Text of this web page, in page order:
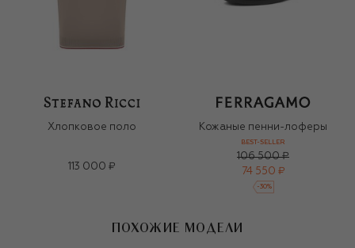
Хлопковое поло
113 000 ₽
Кожаные пенни-лоферы
BEST-SELLER
106 500 ₽
74 550 ₽
-30%
ПОХОЖИЕ МОДЕЛИ